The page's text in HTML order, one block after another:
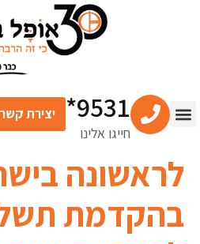
9531*
חייגו אלינו
יצירת קשר
לראשונה
בהקדמת